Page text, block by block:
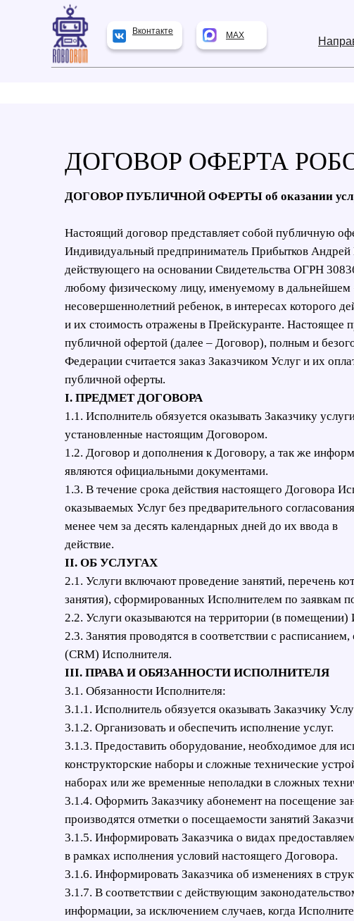
Вконтакте MAX
ДОГОВОР ОФЕРТА
ДОГОВОР ПУБЛИЧНОЙ ОФЕРТЫ об оказании
Настоящий договор представляет собой публичную
Индивидуальный предприниматель Прибытков
действующего на основании Свидетельства ОГРН
любому физическому лицу, именуемому в дальнейшем
несовершеннолетний ребенок, в интересах которого
и их стоимость отражены в Прейскуранте. Настоящее
публичной офертой (далее – Договор), полным и
Федерации считается заказ Заказчиком Услуг и их
публичной оферты.
I. ПРЕДМЕТ ДОГОВОРА
1.1. Исполнитель обязуется оказывать Заказчику
установленные настоящим Договором.
1.2. Договор и дополнения к Договору, а так же
являются официальными документами.
1.3. В течение срока действия настоящего Договора
оказываемых Услуг без предварительного
менее чем за десять календарных дней до их ввода в
действие.
II. ОБ УСЛУГАХ
2.1. Услуги включают проведение занятий, перечень
занятия), сформированных Исполнителем по заявкам
2.2. Услуги оказываются на территории (в помещении)
2.3. Занятия проводятся в соответствии с
(CRM) Исполнителя.
III. ПРАВА И ОБЯЗАННОСТИ ИСПОЛНИТЕЛЯ
3.1. Обязанности Исполнителя:
3.1.1. Исполнитель обязуется оказывать Заказчику
3.1.2. Организовать и обеспечить исполнение услуг.
3.1.3. Предоставить оборудование, необходимое для
конструкторские наборы и сложные технические
наборах или же временные неполадки в сложных
3.1.4. Оформить Заказчику абонемент на посещение
производятся отметки о посещаемости занятий
3.1.5. Информировать Заказчика о видах
в рамках исполнения условий настоящего Договора.
3.1.6. Информировать Заказчика об изменениях в
3.1.7. В соответствии с действующим
информации, за исключением случаев, когда